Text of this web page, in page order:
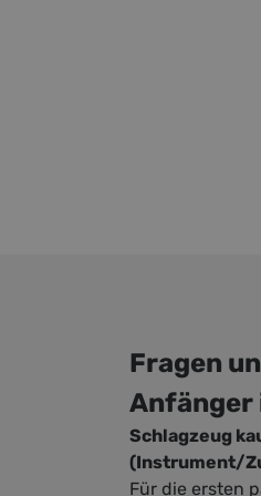
Fragen
Anfänger
Schlagzeug
(Instrument/
Für die ersten